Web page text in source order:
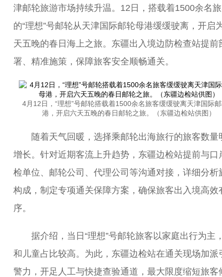
津邮轮旅游市场持续升温。12日，搭载着1500余名
的“理想”号邮轮从天津国际邮轮母港缓缓驶离，开启
天五晚的春日海上之旅。东疆出入境边防检查站提前
署、精准施策，保障旅客安全顺畅通关。
4月12日，“理想”号邮轮搭载着1500余名旅客缓缓驶离天津国际
港，开启六天五晚的春日邮轮之旅。（东疆边检站供图）
随着天气回暖，选择乘邮轮出海旅行的旅客数量
增长。针对近期客流上升趋势，东疆边检站提前与口
检单位、邮轮公司、代理公司等沟通对接，详细分析
构成，制定专项通关保障方案，确保旅客出入境高效
序。
据介绍，当日“理想”号邮轮旅客以家庭出行为主
和儿童占比较高。为此，东疆边检站在通关现场加派
警力，开足人工与快捷查验通道，最大限度缩短旅客